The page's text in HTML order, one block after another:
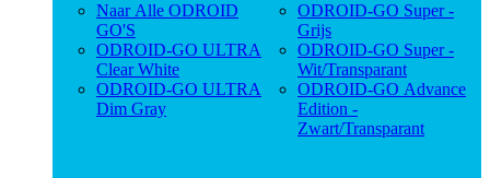
Naar Alle ODROID
GO'S
ODROID-GO ULTRA
Clear White
ODROID-GO ULTRA
Dim Gray
ODROID-GO Super -
Grijs
ODROID-GO Super -
Wit/Transparant
ODROID-GO Advance
Edition -
Zwart/Transparant